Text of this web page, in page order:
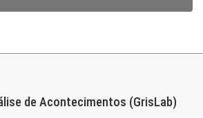
de Acontecimentos (GrisLab)